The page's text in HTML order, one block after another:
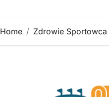
Home Zdrowie Sportowca